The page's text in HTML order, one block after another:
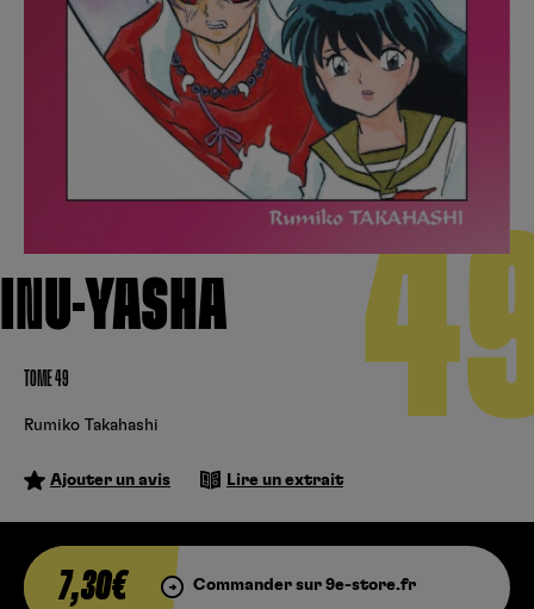
INU-YASHA
TOME 49
Rumiko Takahashi
Ajouter un avis Lire un extrait
7,30€ Commander sur 9e-store.fr
Fnac
Se connecter S’inscrire
Hunter x Hunter
Fire Force
Black Butler